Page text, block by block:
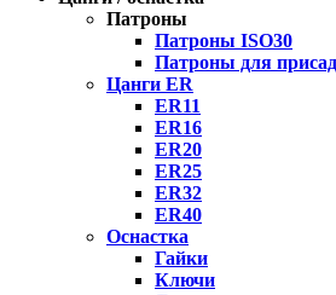
Патроны
Патроны ISO30
Патроны для
Цанги ER
ER11
ER16
ER20
ER25
ER32
ER40
Оснастка
Гайки
Ключи